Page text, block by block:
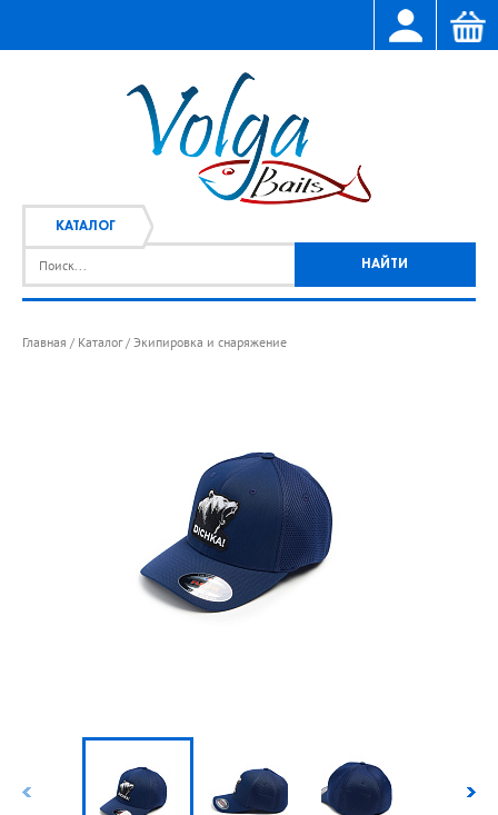
КАТАЛОГ
Главная / Каталог / Экипировка и снаряжение